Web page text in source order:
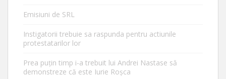
Emisiuni de SRL
Instigatorii trebuie sa raspunda pentru actiunile
protestatarilor lor
Prea puțin timp i-a trebuit lui Andrei Nastase să
demonstreze că este Iurie Roșca